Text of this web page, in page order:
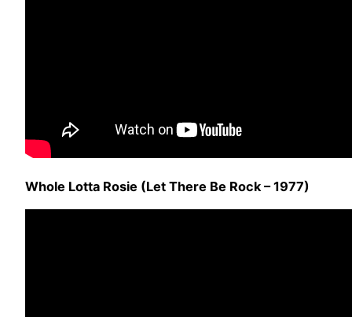
Whole Lotta Rosie (Let There Be Rock – 1977)